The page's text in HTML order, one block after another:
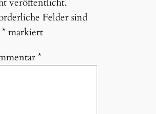
veröffentlicht.
Felder sind
*markiert
*